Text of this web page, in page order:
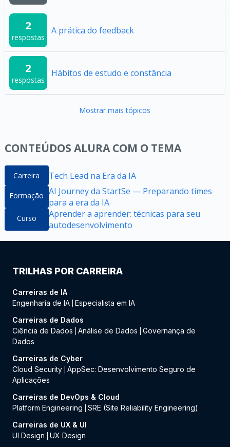
2
respostas
A prática do feedback
2
respostas
Hábitos de estudo e constância
Mostrar mais tópicos
CONTEÚDOS ALURA COM O TEMA
Carreira Tech Lead na Era da IA
Formação AI Journey da StartSe — Preparando times
para a era da IA
Curso
Aprender a aprender: técnicas para seu
autodesenvolvimento
TRILHAS POR CARREIRA
Carreiras de IA
Engenharia de IA Especialista em IA
Carreiras de Dados
Ciência de Dados
Análise de Dados
Governança de
Dados
Carreiras de Cyber
Cloud Security AppSec: Desenvolvimento Seguro de
Aplicações
Carreiras de DevOps & Cloud
Platform Engineering
SRE (Site Reliability Engineering)
Carreiras de UX & UI
UI Design
UX Design